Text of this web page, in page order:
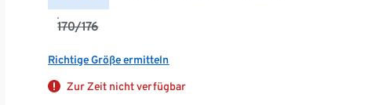
170/176
Richtige Größe ermitteln
Zur Zeit nicht verfügbar